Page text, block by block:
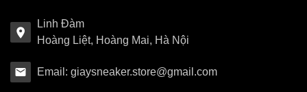
Linh Đàm
Hoàng Liệt, Hoàng Mai, Hà Nội
Email: giaysneaker.store@gmail.com